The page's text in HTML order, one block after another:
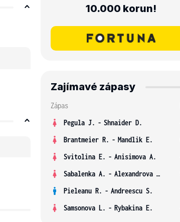
10.000 korun!
Zajímavé zápasy
Zápas
Pegula J. - Shnaider D.
Brantmeier R. - Mandlik E.
Svitolina E. - Anisimova A.
Sabalenka A. - Alexandrova E.
Pieleanu R. - Andreescu S.
Samsonova L. - Rybakina E.